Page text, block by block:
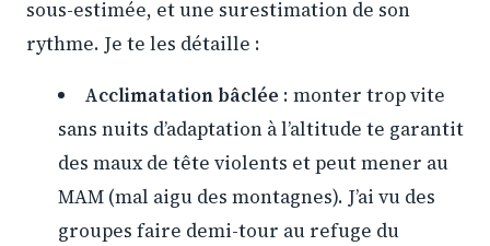
sous-estimée, et une surestimation de son
rythme. Je te les détaille :
Acclimatation bâclée : monter trop vite
sans nuits d’adaptation à l’altitude te garantit
des maux de tête violents et peut mener au
MAM (mal aigu des montagnes). J’ai vu des
groupes faire demi-tour au refuge du